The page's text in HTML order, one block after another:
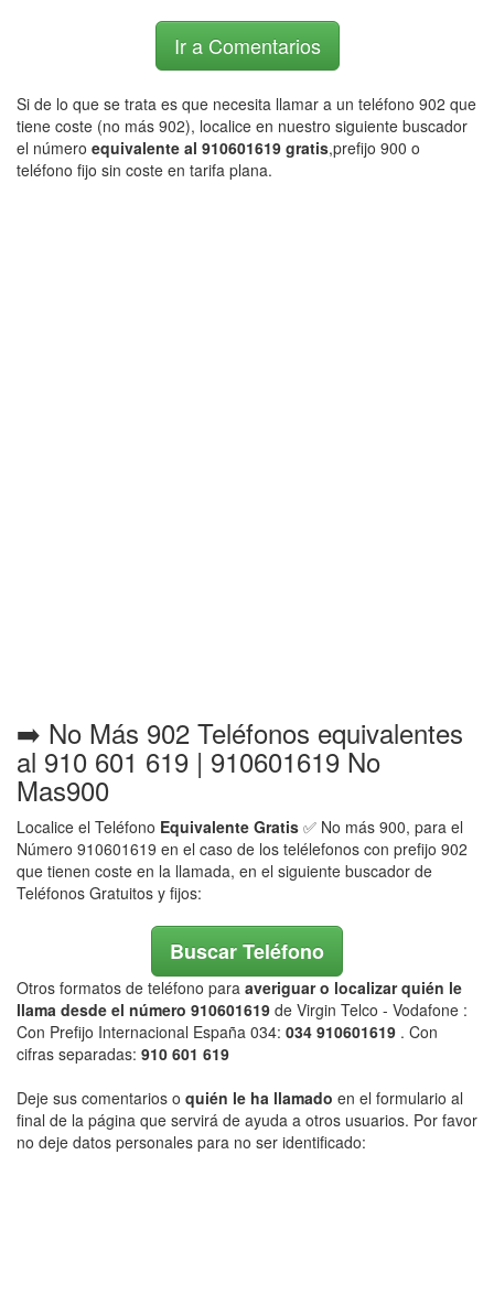
Ir a Comentarios
Si de lo que se trata es que necesita llamar a un teléfono 902 que
tiene coste (no más 902), localice en nuestro siguiente buscador
el número equivalente al 910601619 gratis,prefijo 900 o
teléfono fijo sin coste en tarifa plana.
➡️ No Más 902 Teléfonos equivalentes
al 910 601 619 | 910601619 No
Mas900
Localice el Teléfono Equivalente Gratis ✅ No más 900, para el
Número 910601619 en el caso de los telélefonos con prefijo 902
que tienen coste en la llamada, en el siguiente buscador de
Teléfonos Gratuitos y fijos:
Buscar Teléfono
Otros formatos de teléfono para averiguar o localizar quién le
llama desde el número 910601619 de Virgin Telco - Vodafone :
Con Prefijo Internacional España 034: 034 910601619 . Con
cifras separadas: 910 601 619
Deje sus comentarios o quién le ha llamado en el formulario al
final de la página que servirá de ayuda a otros usuarios. Por favor
no deje datos personales para no ser identificado: